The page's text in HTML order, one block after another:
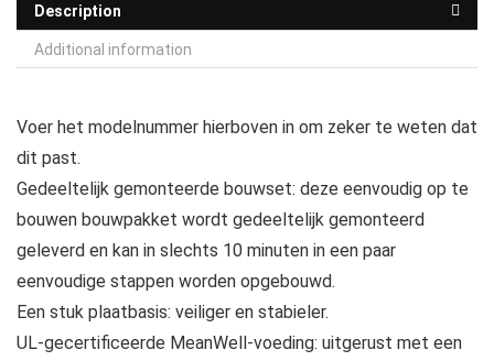
Description
Additional information
Voer het modelnummer hierboven in om zeker te weten dat
dit past.
Gedeeltelijk gemonteerde bouwset: deze eenvoudig op te
bouwen bouwpakket wordt gedeeltelijk gemonteerd
geleverd en kan in slechts 10 minuten in een paar
eenvoudige stappen worden opgebouwd.
Een stuk plaatbasis: veiliger en stabieler.
UL-gecertificeerde MeanWell-voeding: uitgerust met een